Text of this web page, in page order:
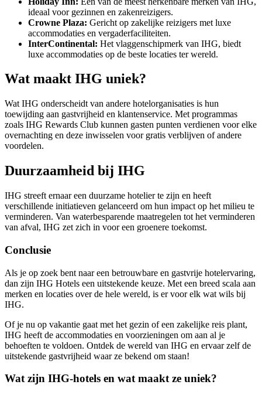
ideaal voor gezinnen en zakenreizigers.
Crowne Plaza: Gericht op zakelijke reizigers met luxe
accommodaties en vergaderfaciliteiten.
InterContinental: Het vlaggenschipmerk van IHG, biedt
luxe accommodaties op de beste locaties ter wereld.
Wat maakt IHG uniek?
Wat IHG onderscheidt van andere hotelorganisaties is hun
toewijding aan gastvrijheid en klantenservice. Met programmas
zoals IHG Rewards Club kunnen gasten punten verdienen voor elke
overnachting en deze inwisselen voor gratis verblijven of andere
voordelen.
Duurzaamheid bij IHG
IHG streeft ernaar een duurzame hotelier te zijn en heeft
verschillende initiatieven gelanceerd om hun impact op het milieu te
verminderen. Van waterbesparende maatregelen tot het verminderen
van afval, IHG zet zich in voor een groenere toekomst.
Conclusie
Als je op zoek bent naar een betrouwbare en gastvrije hotelervaring,
dan zijn IHG Hotels een uitstekende keuze. Met een breed scala aan
merken en locaties over de hele wereld, is er voor elk wat wils bij
IHG.
Of je nu op vakantie gaat met het gezin of een zakelijke reis plant,
IHG heeft de accommodaties en voorzieningen om aan al je
behoeften te voldoen. Ontdek de wereld van IHG en ervaar zelf de
uitstekende gastvrijheid waar ze bekend om staan!
Wat zijn IHG-hotels en wat maakt ze uniek?